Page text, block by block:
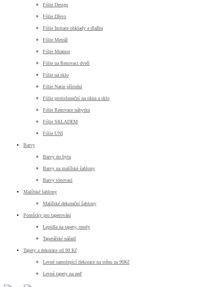
Fólie Design
Fólie Dřevo
Fólie Imitace obklady a dlažba
Fólie Metráž
Fólie Mramor
Fólie na Renovaci dveří
Fólie na sklo
Fólie Natur přírodní
Fólie protisluneční na okna a sklo
Fólie Renovace nábytku
Fólie SKLADEM
Fólie UNI
Barvy
Barvy do bytu
Barvy na malířské šablony
Barvy tónovací
Malířské šablony
Malířské dekorační šablony
Pomůcky pro tapetování
Lepidla na tapety, tmely
Tapetářské nářadí
Tapety a dekorace od 90 Kč
Levné samolepící dekorace na stěnu za 90Kč
Levné tapety na zeď